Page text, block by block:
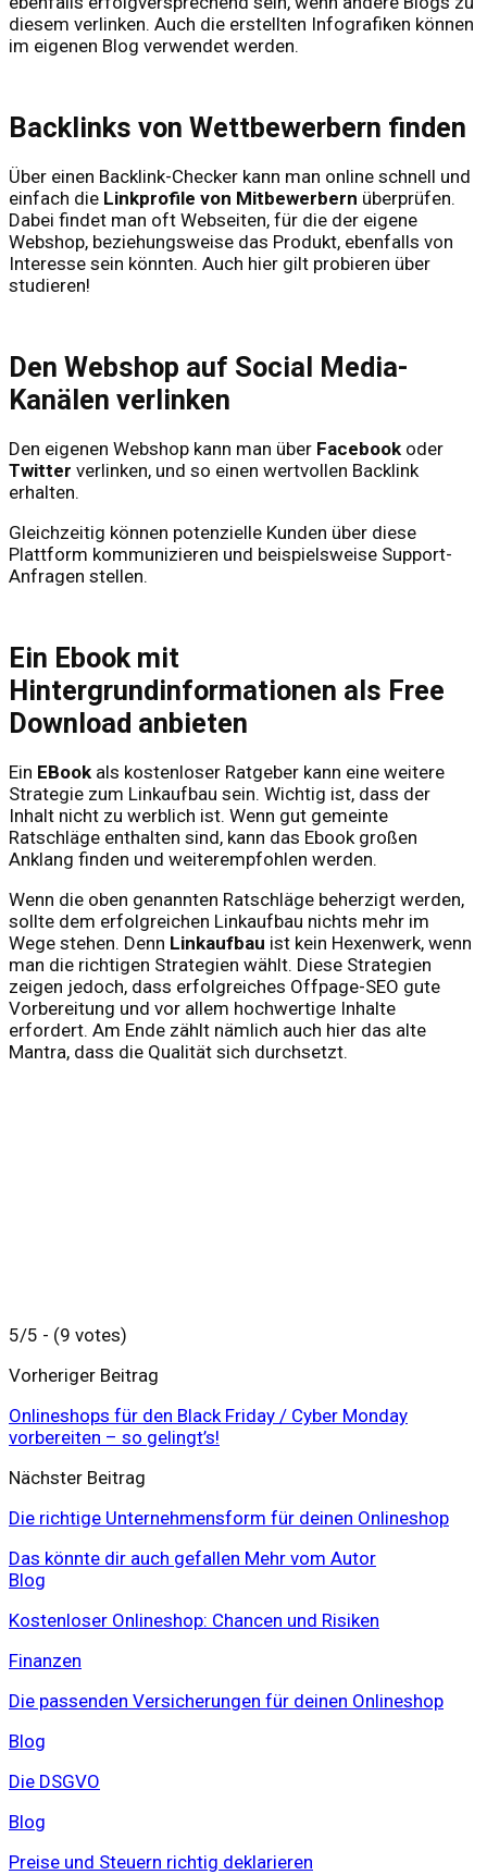
diesem verlinken. Auch die erstellten Infografiken können
im eigenen Blog verwendet werden.
Backlinks von Wettbewerbern finden
Über einen Backlink-Checker kann man online schnell und
einfach die Linkprofile von Mitbewerbern überprüfen.
Dabei findet man oft Webseiten, für die der eigene
Webshop, beziehungsweise das Produkt, ebenfalls von
Interesse sein könnten. Auch hier gilt probieren über
studieren!
Den Webshop auf Social Media-
Kanälen verlinken
Den eigenen Webshop kann man über Facebook oder
Twitter verlinken, und so einen wertvollen Backlink
erhalten.
Gleichzeitig können potenzielle Kunden über diese
Plattform kommunizieren und beispielsweise Support-
Anfragen stellen.
Ein Ebook mit
Hintergrundinformationen als Free
Download anbieten
Ein EBook als kostenloser Ratgeber kann eine weitere
Strategie zum Linkaufbau sein. Wichtig ist, dass der
Inhalt nicht zu werblich ist. Wenn gut gemeinte
Ratschläge enthalten sind, kann das Ebook großen
Anklang finden und weiterempfohlen werden.
Wenn die oben genannten Ratschläge beherzigt werden,
sollte dem erfolgreichen Linkaufbau nichts mehr im
Wege stehen. Denn Linkaufbau ist kein Hexenwerk, wenn
man die richtigen Strategien wählt. Diese Strategien
zeigen jedoch, dass erfolgreiches Offpage-SEO gute
Vorbereitung und vor allem hochwertige Inhalte
erfordert. Am Ende zählt nämlich auch hier das alte
Mantra, dass die Qualität sich durchsetzt.
5/5 - (9 votes)
Vorheriger Beitrag
Onlineshops für den Black Friday / Cyber Monday
vorbereiten – so gelingt’s!
Nächster Beitrag
Die richtige Unternehmensform für deinen Onlineshop
Das könnte dir auch gefallen Mehr vom Autor
Blog
Kostenloser Onlineshop: Chancen und Risiken
Finanzen
Die passenden Versicherungen für deinen Onlineshop
Blog
Die DSGVO
Blog
Preise und Steuern richtig deklarieren